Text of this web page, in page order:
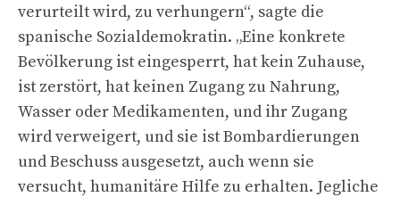
verurteilt wird, zu verhungern“, sagte die
spanische Sozialdemokratin. „Eine konkrete
Bevölkerung ist eingesperrt, hat kein Zuhause,
ist zerstört, hat keinen Zugang zu Nahrung,
Wasser oder Medikamenten, und ihr Zugang
wird verweigert, und sie ist Bombardierungen
und Beschuss ausgesetzt, auch wenn sie
versucht, humanitäre Hilfe zu erhalten. Jegliche